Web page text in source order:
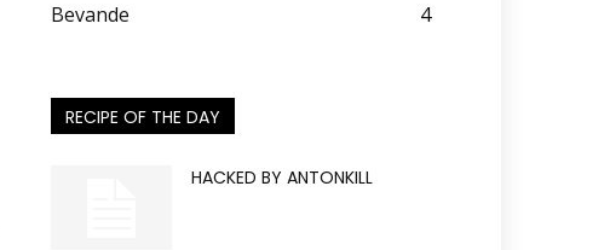
Bevande
4
RECIPE OF THE DAY
HACKED BY ANTONKILL